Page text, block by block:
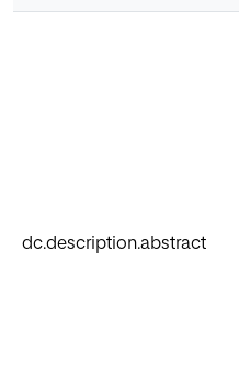
dc.description.abstract